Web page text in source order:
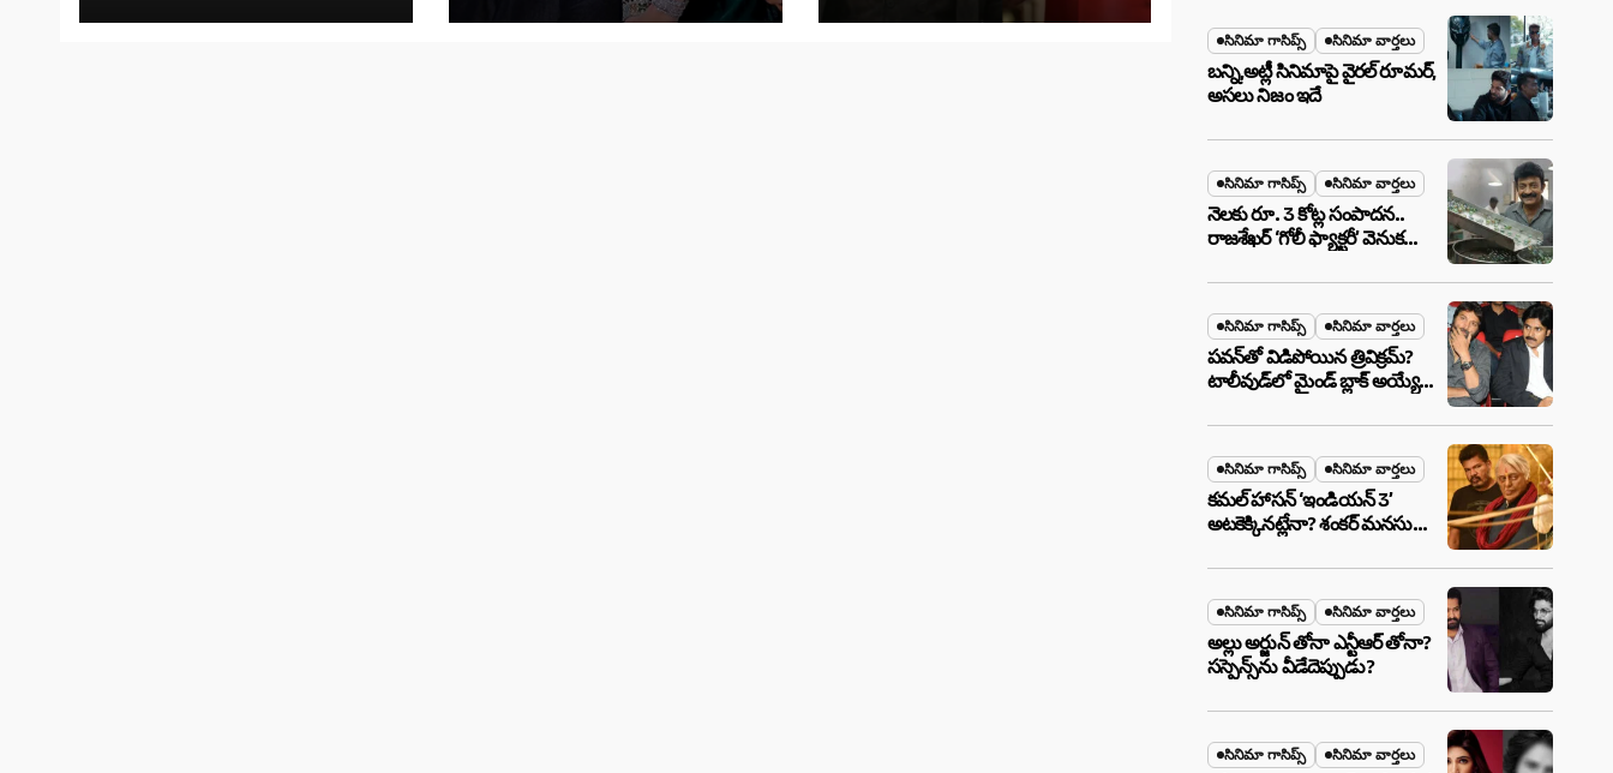
సినిమా గాసిప్స్ సినిమా వార్తలు
బన్ని,అట్లీ సినిమాపై వైరల్ రూమర్,
అసలు నిజం ఇదే
సినిమా గాసిప్స్ సినిమా వార్తలు
నెలకు రూ. 3 కోట్ల సంపాదన..
రాజశేఖర్ ‘గోలీ ఫ్యాక్టరీ’ వెనుక
సినిమా గాసిప్స్ సినిమా వార్తలు
పవన్‌తో విడిపోయిన త్రివిక్రమ్?
టాలీవుడ్‌లో మైండ్ బ్లాక్ అయ్యే
సినిమా గాసిప్స్ సినిమా వార్తలు
కమల్ హాసన్ ‘ఇండియన్ 3’
అటకెక్కినట్లేనా? శంకర్ మనసులో
జరుగుతోంది!
సినిమా గాసిప్స్ సినిమా వార్తలు
అల్లు అర్జున్ తోనా ఎన్టీఆర్ తోనా?
సస్పెన్స్‌ను వీడేదెప్పుడు?
సినిమా గాసిప్స్ సినిమా వార్తలు